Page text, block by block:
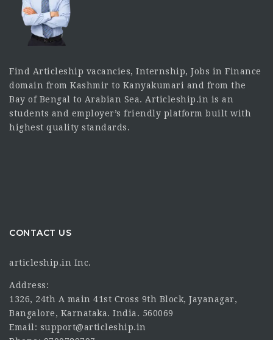
Find Articleship vacancies, Internship, Jobs in Finance
domain from Kashmir to Kanyakumari and from the
Bay of Bengal to Arabian Sea. Articleship.in is an
students and employer’s friendly platform built with
highest quality standards.
CONTACT US
articleship.in Inc.
Address:
1326, 24th A main 41st Cross 9th Block, Jayanagar,
Bangalore, Karnataka. India. 560069
Email: support@articleship.in